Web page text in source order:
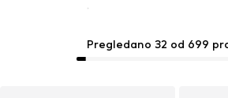
Pregledano 32 od 699